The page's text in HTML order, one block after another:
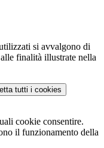
si avvalgono di
finalità illustrate nella
tutti i cookies
cookie consentire.
il funzionamento della